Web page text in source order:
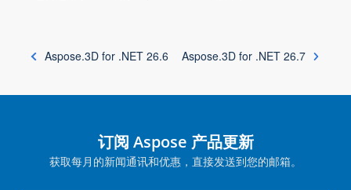
Aspose.3D for .NET 26.6 Aspose.3D for .NET 26.7
订阅 Aspose 产品更新
获取每月的新闻通讯和优惠，直接发送到您的邮箱。